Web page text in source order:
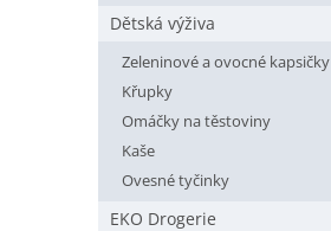
Dětská výživa
Zeleninové a ovocné kapsičky
Křupky
Omáčky na těstoviny
Kaše
Ovesné tyčinky
EKO Drogerie